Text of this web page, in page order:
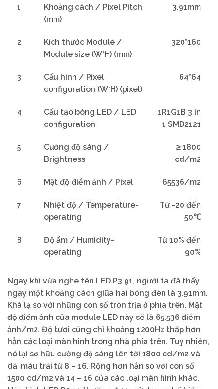
1
Khoảng cách / Pixel Pitch
(mm)
3.91mm
2
Kích thước Module /
Module size (W*H) (mm)
320*160
3
Cấu hình / Pixel
configuration (W*H) (pixel)
64*64
4
Cấu tạo bóng LED / LED
configuration
1R1G1B 3 in
1 SMD2121
5
Cường độ sáng /
Brightness
≥ 1800
cd/m2
6 Mật độ điểm ảnh / Pixel 65536/m2
7
Nhiệt độ / Temperature-
operating
Từ -20 đến
50℃
8
Độ ẩm / Humidity-
operating
Từ 10% đến
90%
Ngay khi vừa nghe tên LED P3.91, người ta đã thấy
ngay một khoảng cách giữa hai bóng đèn là 3.91mm.
Khá lạ so với những con số tròn trịa ở phía trên. Mật
độ điểm ảnh của module LED này sẽ là 65.536 điểm
ảnh/m2. Độ tươi cũng chỉ khoảng 1200Hz thấp hơn
hẳn các loại màn hình trong nhà phía trên. Tuy nhiên,
nó lại sở hữu cường độ sáng lên tới 1800 cd/m2 và
dải màu trải từ 8 – 16. Rộng hơn hẳn so với con số
1500 cd/m2 và 14 – 16 của các loại màn hình khác.